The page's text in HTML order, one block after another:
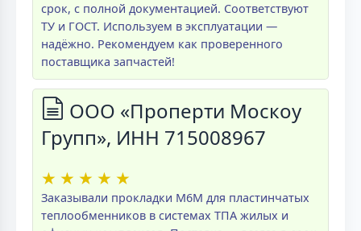
срок, с полной документацией. Соответствуют
ТУ и ГОСТ. Используем в эксплуатации —
надёжно. Рекомендуем как проверенного
поставщика запчастей!
ООО «Проперти Москоу
Групп», ИНН 715008967
★ ★ ★ ★ ★
Заказывали прокладки M6M для пластинчатых
теплообменников в системах ТПА жилых и